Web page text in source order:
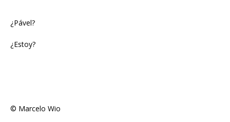
¿Pável?
¿Estoy?
© Marcelo Wio